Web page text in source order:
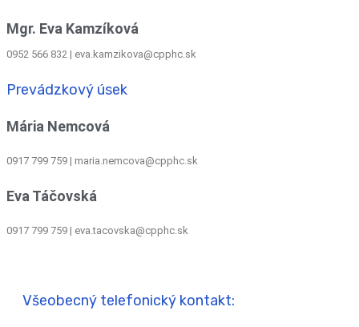
Mgr. Eva Kamzíková
0952 566 832 | eva.kamzikova@cpphc.sk
Prevádzkový úsek
Mária Nemcová
0917 799 759 | maria.nemcova@cpphc.sk
Eva Táčovská
0917 799 759 | eva.tacovska@cpphc.sk
Všeobecný telefonický kontakt: